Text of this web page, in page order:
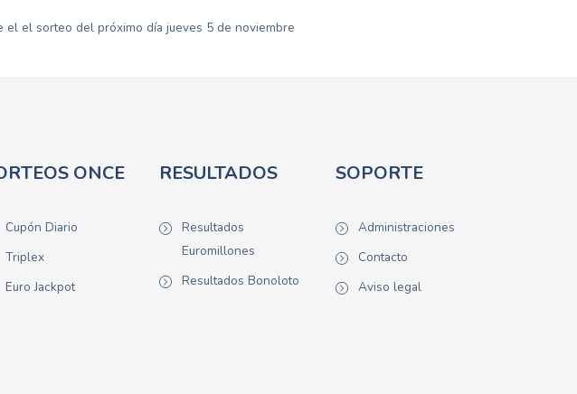
el sorteo del próximo día jueves 5 de noviembre
ONCE
Cupón Diario
Triplex
Euro Jackpot
RESULTADOS
Resultados
Euromillones
Resultados Bonoloto
SOPORTE
Administraciones
Contacto
Aviso legal